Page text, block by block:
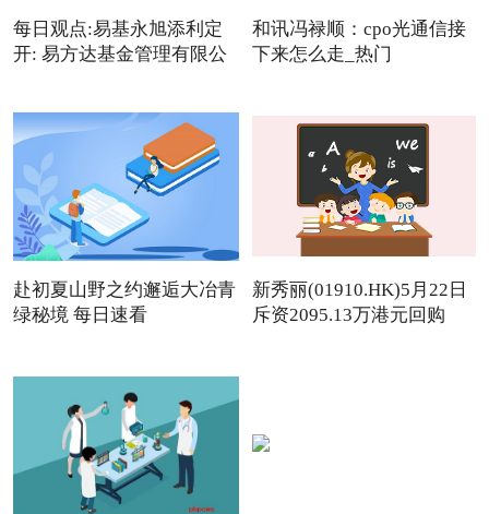
每日观点:易基永旭添利定
开: 易方达基金管理有限公
和讯冯禄顺：cpo光通信接
下来怎么走_热门
赴初夏山野之约邂逅大冶青
绿秘境 每日速看
新秀丽(01910.HK)5月22日
斥资2095.13万港元回购